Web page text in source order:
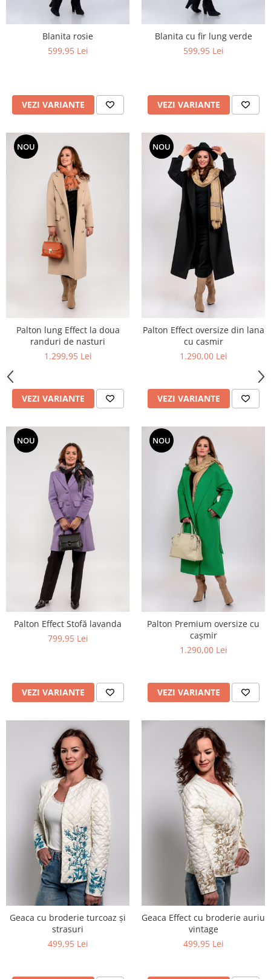
Blanita rosie
599,95 Lei
VEZI VARIANTE
Blanita cu fir lung verde
599,95 Lei
VEZI VARIANTE
NOU
Palton lung Effect la doua
randuri de nasturi
1.299,95 Lei
VEZI VARIANTE
NOU
Palton Effect oversize din lana
cu casmir
1.290,00 Lei
VEZI VARIANTE
NOU
Palton Effect Stofă lavanda
799,95 Lei
VEZI VARIANTE
NOU
Palton Premium oversize cu
cașmir
1.290,00 Lei
VEZI VARIANTE
Geaca cu broderie turcoaz și
strasuri
499,95 Lei
Geaca Effect cu broderie auriu
vintage
499,95 Lei